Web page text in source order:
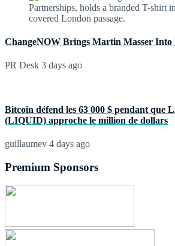
ChangeNOW Brings Martin Masser
PR Desk 3 days ago
Bitcoin défend les 63 000 $ pendant que
(LIQUID) approche le million de dollars
guillaumev 4 days ago
Premium Sponsors